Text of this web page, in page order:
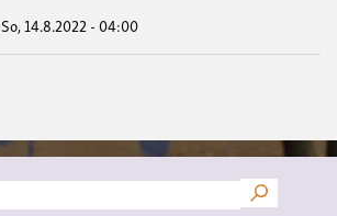
So, 14.8.2022 - 04:00